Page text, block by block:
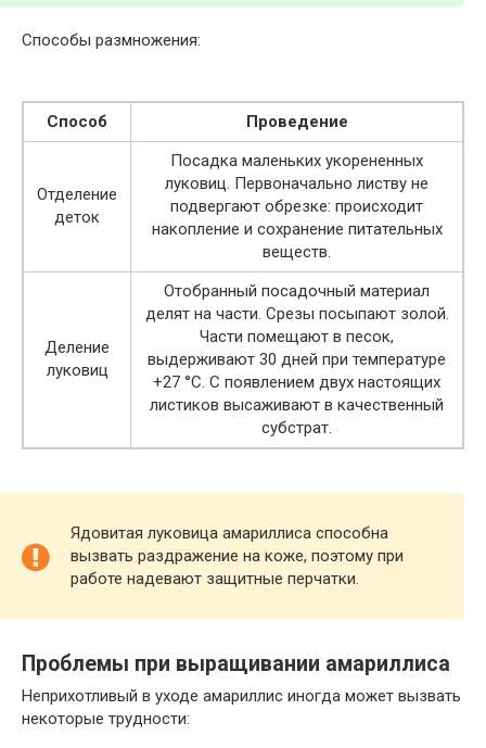
Способы размножения:
Способ Проведение
Отделение
деток
Посадка маленьких укорененных
луковиц. Первоначально листву не
подвергают обрезке: происходит
накопление и сохранение питательных
веществ.
Деление
луковиц
Отобранный посадочный материал
делят на части. Срезы посыпают золой.
Части помещают в песок,
выдерживают 30 дней при температуре
+27 °C. С появлением двух настоящих
листиков высаживают в качественный
субстрат.
Ядовитая луковица амариллиса способна
вызвать раздражение на коже, поэтому при
работе надевают защитные перчатки.
Проблемы при выращивании амариллиса
Неприхотливый в уходе амариллис иногда может вызвать
некоторые трудности: